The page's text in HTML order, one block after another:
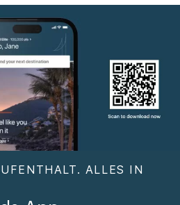
ALLES IN